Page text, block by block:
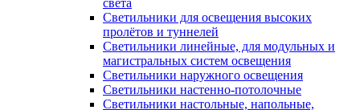
света
Светильники для освещения высоких
пролётов и туннелей
Светильники линейные, для модульных и
магистральных систем освещения
Светильники наружного освещения
Светильники настенно-потолочные
Светильники настольные, напольные,